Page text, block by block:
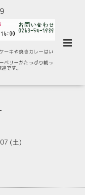
ーキや焼きカレーはい
ベリーがたっぷり載っ
です。
(土)